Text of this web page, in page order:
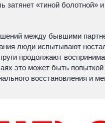
затянет «тиной
между бывшими
люди испытывают
продолжают
это может быть
восстановления